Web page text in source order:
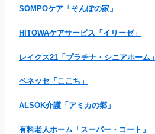
SOMPOケア「そんぽの家」
HITOWAケアサービス「イリーゼ」
レイクス21「プラチナ・シニアホーム」
ベネッセ「ここち」
ALSOK介護「アミカの郷」
有料老人ホーム「スーパー・コート」